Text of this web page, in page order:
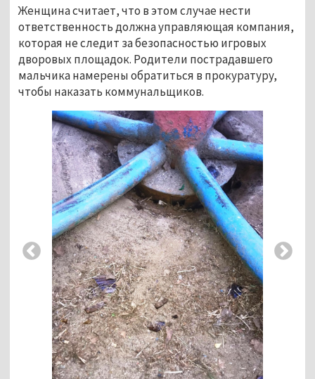
Женщина считает, что в этом случае нести
ответственность должна управляющая компания,
которая не следит за безопасностью игровых
дворовых площадок. Родители пострадавшего
мальчика намерены обратиться в прокуратуру,
чтобы наказать коммунальщиков.